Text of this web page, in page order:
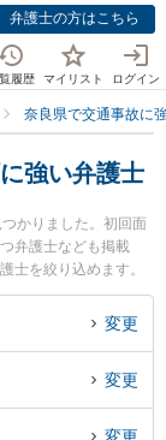
弁護士の方はこちら
履歴 マイリスト ログイン
奈良県で交通事故に
強い弁護士
かりました。初回面
弁護士なども掲載
士を絞り込めます。
等の細かな分野での
田 貴博弁護士や南都
今すぐに弁護士に相
績豊富な近くの弁護
額を法律相談できる
変更
変更